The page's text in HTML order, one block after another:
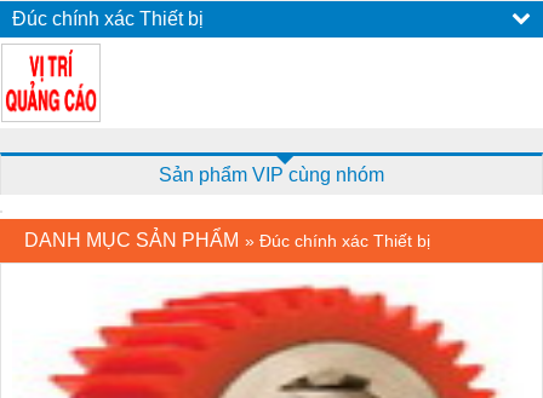
Đúc chính xác Thiết bị
Sản phẩm VIP cùng nhóm
DANH MỤC SẢN PHẨM » Đúc chính xác Thiết bị